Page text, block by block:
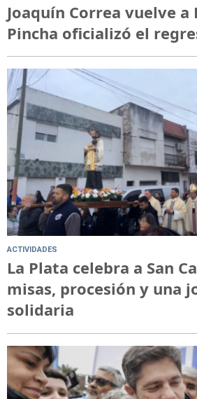
Joaquín Correa vuelve a
Pincha oficializó el
ACTIVIDADES
La Plata celebra a San
misas, procesión y una
solidaria